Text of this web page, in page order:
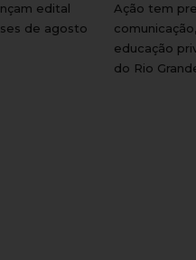
edital
de agosto
Ação tem
educação
do Rio